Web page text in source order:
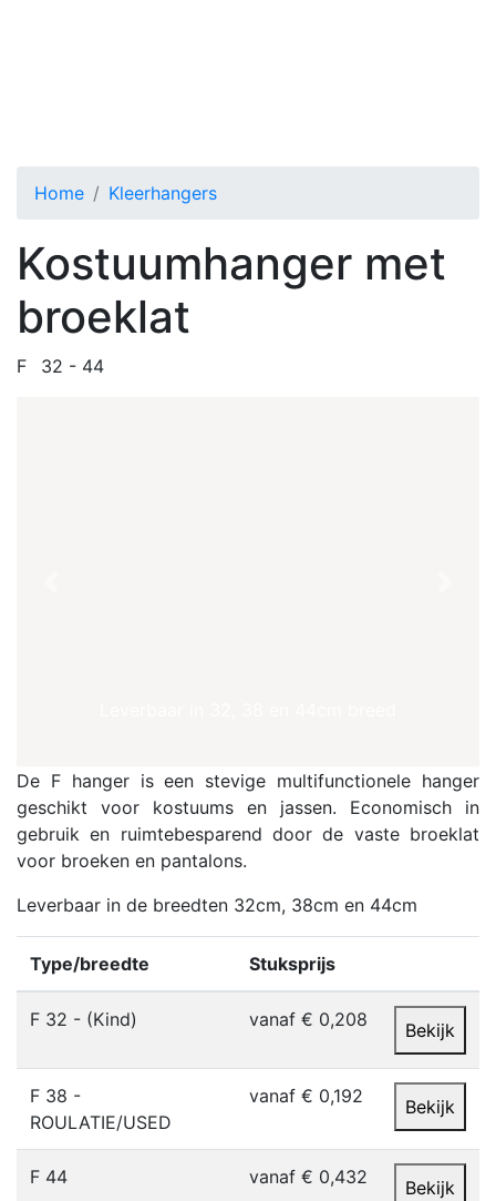
Home Kleerhangers
Kostuumhanger met
broeklat
F 32 - 44
De F hanger is een stevige multifunctionele hanger
geschikt voor kostuums en jassen. Economisch in
gebruik en ruimtebesparend door de vaste broeklat
voor broeken en pantalons.
Leverbaar in de breedten 32cm, 38cm en 44cm
Type/breedte Stuksprijs
F 32 - (Kind) vanaf € 0,208 Bekijk
F 38 -
ROULATIE/USED
vanaf € 0,192 Bekijk
F 44 vanaf € 0,432 Bekijk